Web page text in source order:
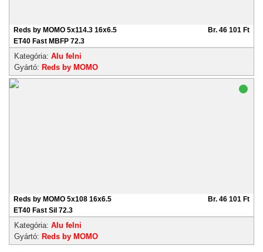
Reds by MOMO 5x114.3 16x6.5
ET40 Fast MBFP 72.3
Br. 46 101 Ft
Kategória: Alu felni
Gyártó: Reds by MOMO
Reds by MOMO 5x108 16x6.5
ET40 Fast Sil 72.3
Br. 46 101 Ft
Kategória: Alu felni
Gyártó: Reds by MOMO